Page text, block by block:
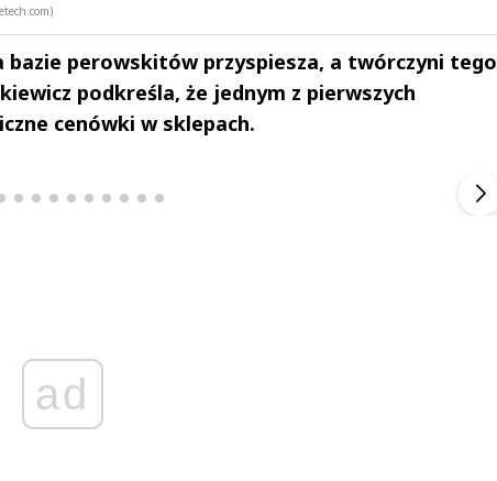
perowskitów przyspiesza, a twórczyni tego
podkreśla, że jednym z pierwszych
cenówki w sklepach.
ad